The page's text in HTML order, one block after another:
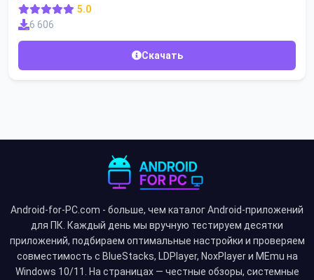
5.0
6 606
Скачать
Android-for-PC.com - больше, чем каталог Android-приложений
для ПК. Каждый день мы вручную тестируем десятки
приложений, подбираем оптимальные настройки и проверяем
совместимость с BlueStacks, LDPlayer, NoxPlayer и MEmu на
Windows 10/11. На страницах — честные обзоры, системные